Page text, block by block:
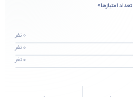
تعداد امتیازها0
0 نفر
0 نفر
0 نفر